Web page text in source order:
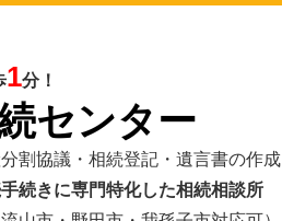
1分！
センター
割協議・相続登記・遺言書の作成
続きに専門特化した相続相談所